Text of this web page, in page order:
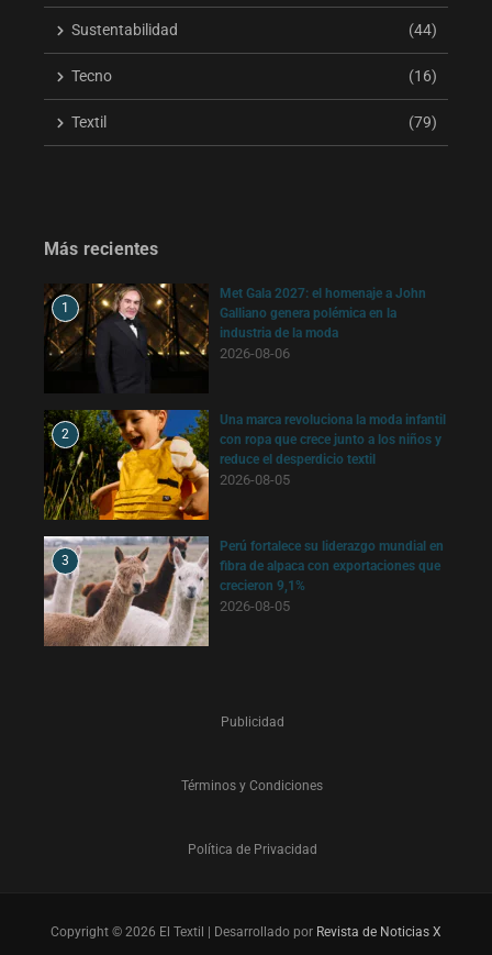
Sustentabilidad (44)
Tecno (16)
Textil (79)
Más recientes
1
Met Gala 2027: el homenaje a John
Galliano genera polémica en la
industria de la moda
2026-08-06
2
Una marca revoluciona la moda infantil
con ropa que crece junto a los niños y
reduce el desperdicio textil
2026-08-05
3
Perú fortalece su liderazgo mundial en
fibra de alpaca con exportaciones que
crecieron 9,1%
2026-08-05
Publicidad
Términos y Condiciones
Política de Privacidad
Copyright © 2026 El Textil | Desarrollado por Revista de Noticias X